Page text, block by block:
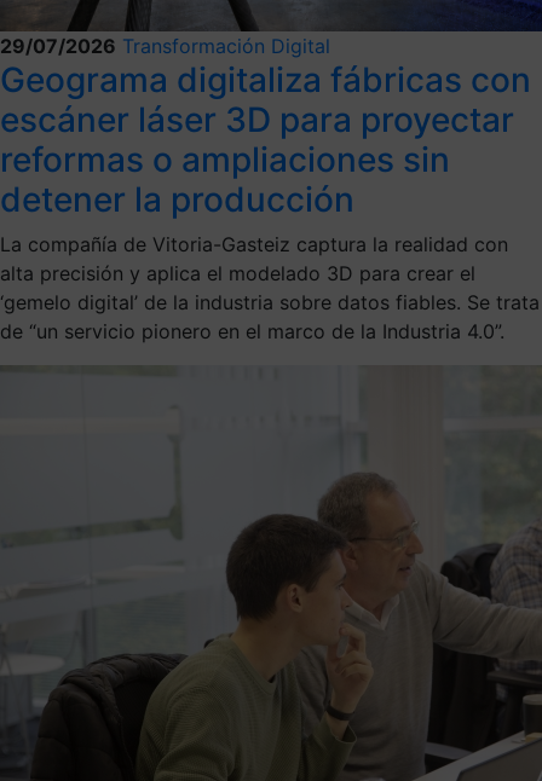
29/07/2026 Transformación Digital
Geograma digitaliza fábricas con
escáner láser 3D para proyectar
reformas o ampliaciones sin
detener la producción
La compañía de Vitoria-Gasteiz captura la realidad con
alta precisión y aplica el modelado 3D para crear el
‘gemelo digital’ de la industria sobre datos fiables. Se trata
de “un servicio pionero en el marco de la Industria 4.0”.